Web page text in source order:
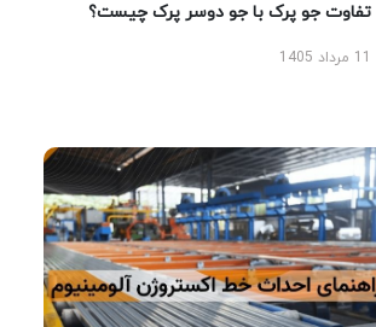
تفاوت جو پرک با جو دوسر پرک چیست؟